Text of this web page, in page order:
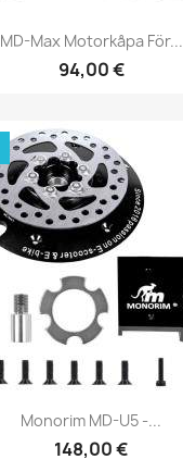
MD-Max Motorkåpa För...
94,00 €
Monorim MD-U5 -...
148,00 €